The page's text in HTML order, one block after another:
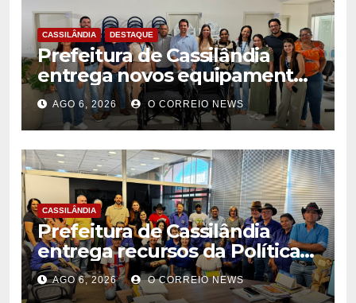
CASSILÂNDIA DESTAQUE
Prefeitura de Cassilândia
entrega novos equipamentos
para fortalecer atendimento
na rede municipal de saúde
AGO 6, 2026 O CORREIO NEWS
CASSILÂNDIA
Prefeitura de Cassilândia
entrega recursos da Política
Nacional Aldir Blanc a
agentes culturais
AGO 6, 2026 O CORREIO NEWS